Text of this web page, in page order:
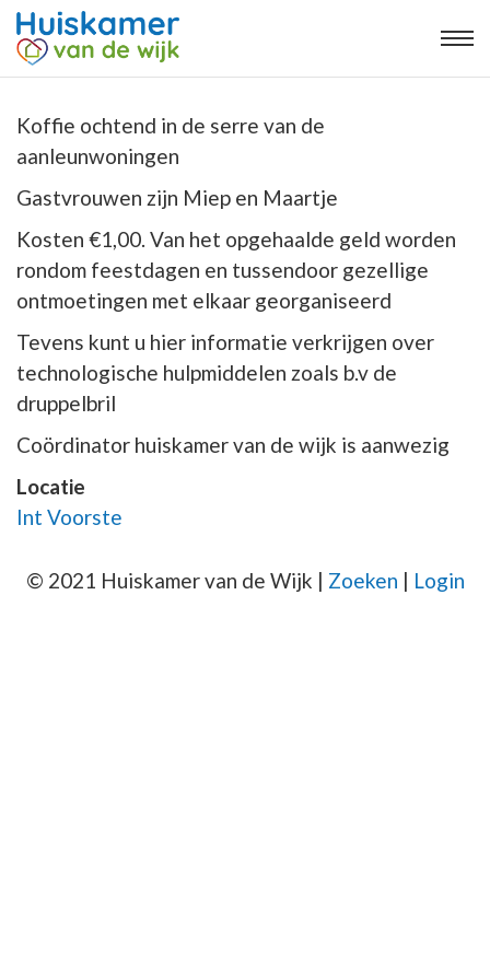
Koffie ochtend in de serre van de
aanleunwoningen
Gastvrouwen zijn Miep en Maartje
Kosten €1,00. Van het opgehaalde geld worden
rondom feestdagen en tussendoor gezellige
ontmoetingen met elkaar georganiseerd
Tevens kunt u hier informatie verkrijgen over
technologische hulpmiddelen zoals b.v de
druppelbril
Coördinator huiskamer van de wijk is aanwezig
Locatie
Int Voorste
© 2021 Huiskamer van de Wijk | Zoeken | Login